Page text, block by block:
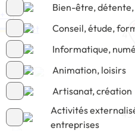
Bien-être, détente,
Conseil, étude,
Informatique,
Animation, loisirs
Artisanat, création
Activités
entreprises
2
7
4
43
−
Leaflet